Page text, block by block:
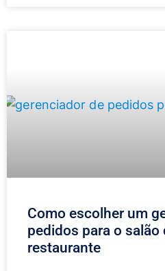
Como escolher um
pedidos para o salão
restaurante